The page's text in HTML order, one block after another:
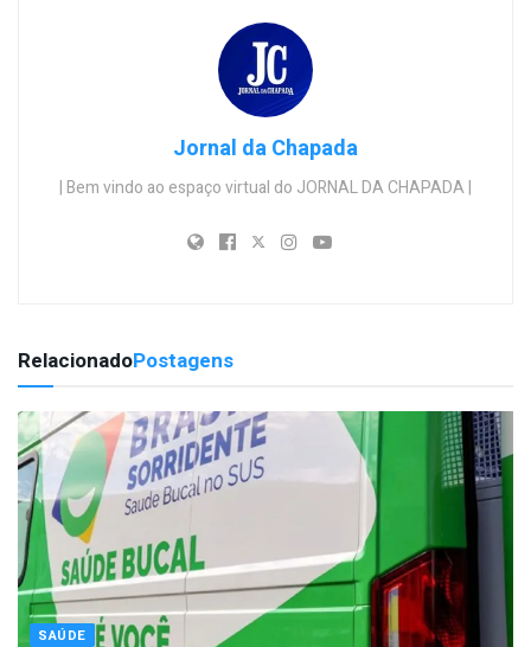
Jornal da Chapada
| Bem vindo ao espaço virtual do JORNAL DA CHAPADA |
RelacionadoPostagens
SAÚDE